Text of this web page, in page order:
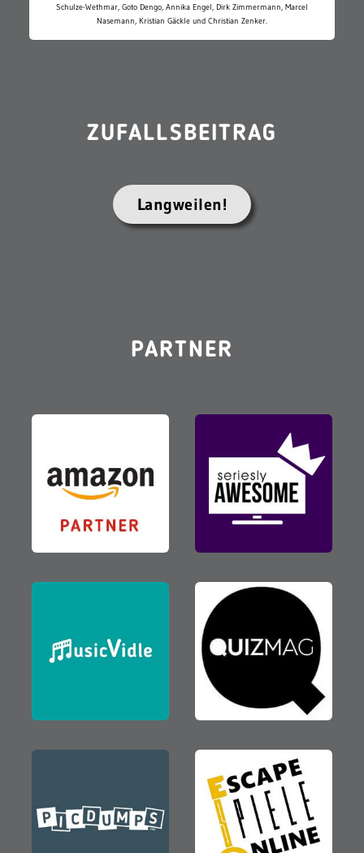
Schulze-Wethmar, Goto Dengo, Annika Engel, Dirk Zimmermann, Marcel
Nasemann, Kristian Gäckle und Christian Zenker.
ZUFALLSBEITRAG
Langweilen!
PARTNER